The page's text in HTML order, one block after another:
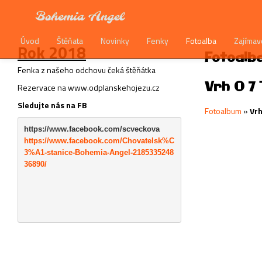
Bohemia Angel
Úvod Štěňata Novinky Fenky Fotoalba
Rok 2018
Fenka z našeho odchovu čeká štěňátka
Rezervace na www.odplanskehojezu.cz
Sledujte nás na FB
https://www.facebook.com/scveckova
https://www.facebook.com/Chovatelsk%C
3%A1-stanice-Bohemia-Angel-2185335248
36890/
Vrh O 7
Fotoalbum »